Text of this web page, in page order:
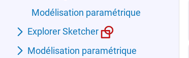
Modélisation paramétrique
Explorer Sketcher
Modélisation paramétrique